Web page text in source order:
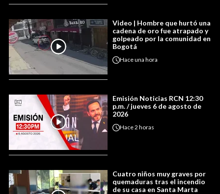
Video | Hombre que hurtó una
cadena de oro fue atrapado y
golpeado por la comunidad en
Bogotá
Haceuna hora
Emisión Noticias RCN 12:30
p.m. / jueves 6 de agosto de
2026
Hace2 horas
Cuatro niños muy graves por
quemaduras tras el incendio
de su casa en Santa Marta